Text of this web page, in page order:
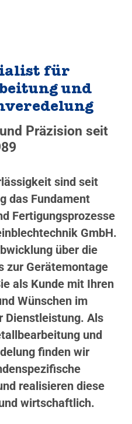
für
und
Präzision seit
sind seit
das Fundament
Fertigungsprozesse
GmbH.
über die
zur Gerätemontage
als Kunde mit Ihren
Wünschen im
Dienstleistung. Als
und
finden wir
realisieren diese
wirtschaftlich.